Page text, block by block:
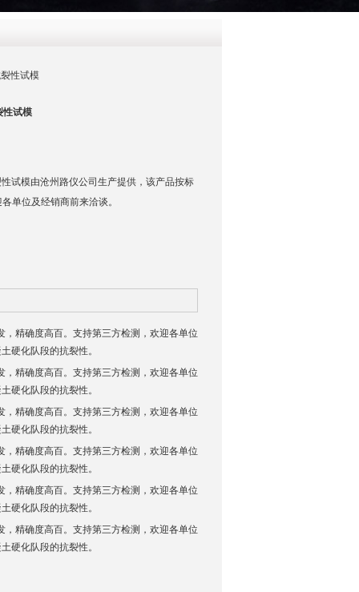
性试模
性试模
试模由沧州路仪公司生产提供，该产品按标
单位及经销商前来洽谈。
，精确度高百。支持第三方检测，欢迎各单位
硬化队段的抗裂性。
，精确度高百。支持第三方检测，欢迎各单位
硬化队段的抗裂性。
，精确度高百。支持第三方检测，欢迎各单位
硬化队段的抗裂性。
，精确度高百。支持第三方检测，欢迎各单位
硬化队段的抗裂性。
，精确度高百。支持第三方检测，欢迎各单位
硬化队段的抗裂性。
，精确度高百。支持第三方检测，欢迎各单位
硬化队段的抗裂性。